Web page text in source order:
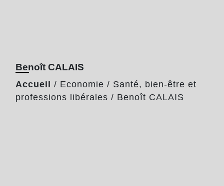
Benoît CALAIS
Accueil / Economie / Santé, bien-être et
professions libérales / Benoît CALAIS